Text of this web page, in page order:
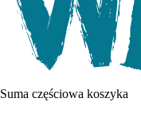
Suma częściowa koszyka